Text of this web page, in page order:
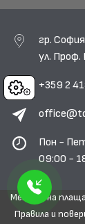
Cookies
гр. София
ул. Проф.
+359 2
Пон -
09:00 -
Методи на
Правила и